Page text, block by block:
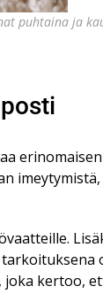
puhtaina ja
joka kertoo,